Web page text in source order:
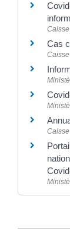
Cas